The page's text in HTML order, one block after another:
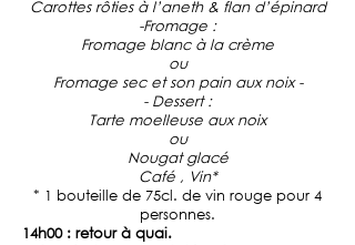
Carottes rôties à l’aneth & flan d’épinard
-Fromage :
Fromage blanc à la crème
ou
Fromage sec et son pain aux noix -
- Dessert :
Tarte moelleuse aux noix
ou
Nougat glacé
Café , Vin*
* 1 bouteille de 75cl. de vin rouge pour 4
personnes.
14h00 : retour à quai.